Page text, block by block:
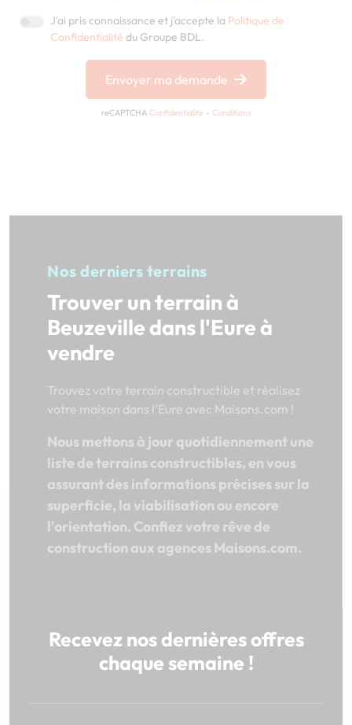
J'ai pris connaissance et j'accepte la Politique de
Confidentialité du Groupe BDL.
Envoyer ma demande
reCAPTCHA Confidentialité - Conditions
Nos derniers terrains
Trouver un terrain à
Beuzeville dans l'Eure à
vendre
Trouvez votre terrain constructible et réalisez
votre maison dans l'Eure avec Maisons.com !
Nous mettons à jour quotidiennement une
liste de terrains constructibles, en vous
assurant des informations précises sur la
superficie, la viabilisation ou encore
l'orientation. Confiez votre rêve de
construction aux agences Maisons.com.
Recevez nos dernières offres
chaque semaine !